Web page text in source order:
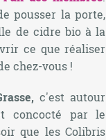
pousser la porte,
de cidre bio à la
ce que réaliser
chez-vous !
c'est autour
concocté par le
que les Colibris